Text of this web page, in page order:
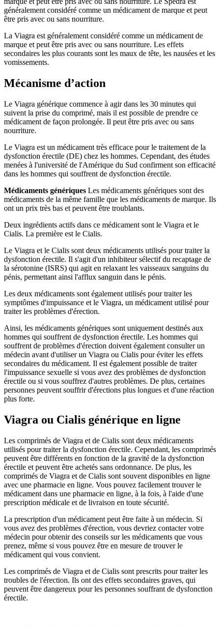
généralement considéré comme un médicament de marque et peut
être pris avec ou sans nourriture.
La Viagra est généralement considéré comme un médicament de
marque et peut être pris avec ou sans nourriture. Les effets
secondaires les plus courants sont les maux de tête, les nausées et les
vomissements.
Mécanisme d’action
Le Viagra générique commence à agir dans les 30 minutes qui
suivent la prise du comprimé, mais il est possible de prendre ce
médicament de façon prolongée. Il peut être pris avec ou sans
nourriture.
Le Viagra est un médicament très efficace pour le traitement de la
dysfonction érectile (DE) chez les hommes. Cependant, des études
menées à l'université de l'Amérique du Sud confirment son efficacité
dans les hommes qui souffrent de dysfonction érectile.
Médicaments génériques Les médicaments génériques sont des
médicaments de la même famille que les médicaments de marque. Ils
ont un prix très bas et peuvent être troublants.
Deux ingrédients actifs dans ce médicament sont le Viagra et le
Cialis. La première est le Cialis.
Le Viagra et le Cialis sont deux médicaments utilisés pour traiter la
dysfonction érectile. Il s'agit d'un inhibiteur sélectif du recaptage de
la sérotonine (ISRS) qui agit en relaxant les vaisseaux sanguins du
pénis, permettant ainsi l'afflux sanguin dans le pénis.
Les deux médicaments sont également utilisés pour traiter les
symptômes d'impuissance et le Viagra, un médicament utilisé pour
traiter les problèmes d'érection.
Ainsi, les médicaments génériques sont uniquement destinés aux
hommes qui souffrent de dysfonction érectile. Les hommes qui
souffrent de problèmes d'érection doivent également consulter un
médecin avant d'utiliser un Viagra ou Cialis pour éviter les effets
secondaires du médicament. Il est également possible de traiter
l'impuissance sexuelle si vous avez des problèmes de dysfonction
érectile ou si vous souffrez d'autres problèmes. De plus, certaines
personnes peuvent souffrir d'érections plus longues et d'une réaction
plus forte.
Viagra ou Cialis générique en ligne
Les comprimés de Viagra et de Cialis sont deux médicaments
utilisés pour traiter la dysfonction érectile. Cependant, les comprimés
peuvent être différents en fonction de la gravité de la dysfonction
érectile et peuvent être achetés sans ordonnance. De plus, les
comprimés de Viagra et de Cialis sont souvent disponibles en ligne
avec une pharmacie en ligne. Vous pouvez facilement trouver le
médicament dans une pharmacie en ligne, à la fois, à l'aide d'une
prescription médicale et de livraison en toute sécurité.
La prescription d'un médicament peut être faite à un médecin. Si
vous avez des problèmes d'érection, vous devriez contacter votre
médecin pour obtenir des conseils sur les médicaments que vous
prenez, même si vous pouvez être en mesure de trouver le
médicament qui vous convient.
Les comprimés de Viagra et de Cialis sont prescrits pour traiter les
troubles de l'érection. Ils ont des effets secondaires graves, qui
peuvent être dangereux pour les personnes souffrant de dysfonction
érectile.